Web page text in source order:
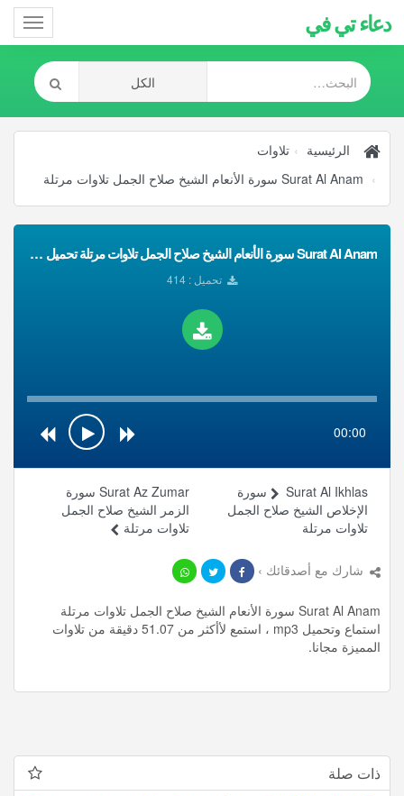
دعاء تي في
الرئيسية
تلاوات
Surat Al Anam سورة الأنعام الشيخ صلاح الجمل تلاوات مرتلة تحميل Mp3
تحميل : 414
00:00
Surat Az Zumar سورة
الزمر الشيخ صلاح الجمل
تلاوات مرتلة
Surat Al Ikhlas سورة
الإخلاص الشيخ صلاح الجمل
تلاوات مرتلة
شارك مع أصدقائك ›
Surat Al Anam سورة الأنعام الشيخ صلاح الجمل تلاوات مرتلة
استماع وتحميل mp3 ، استمع لأأكثر من 51.07 دقيقة من تلاوات
المميزة مجانا.
ذات صلة